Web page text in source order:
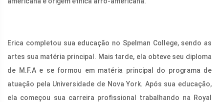
Erica completou sua educação no Spelman College, sendo as
artes sua matéria principal. Mais tarde, ela obteve seu diploma
de M.F.A e se formou em matéria principal do programa de
atuação pela Universidade de Nova York. Após sua educação,
ela começou sua carreira profissional trabalhando na Royal